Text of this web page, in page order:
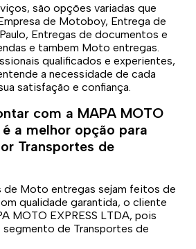
são opções variadas que
de Motoboy, Entrega de
Entregas de documentos e
e tambem Moto entregas.
qualificados e experientes,
a necessidade de cada
satisfação e confiança.
com a MAPA MOTO
é a melhor opção para
Transportes de
de Moto entregas sejam feitos de
qualidade garantida, o cliente
MOTO EXPRESS LTDA, pois
de Transportes de